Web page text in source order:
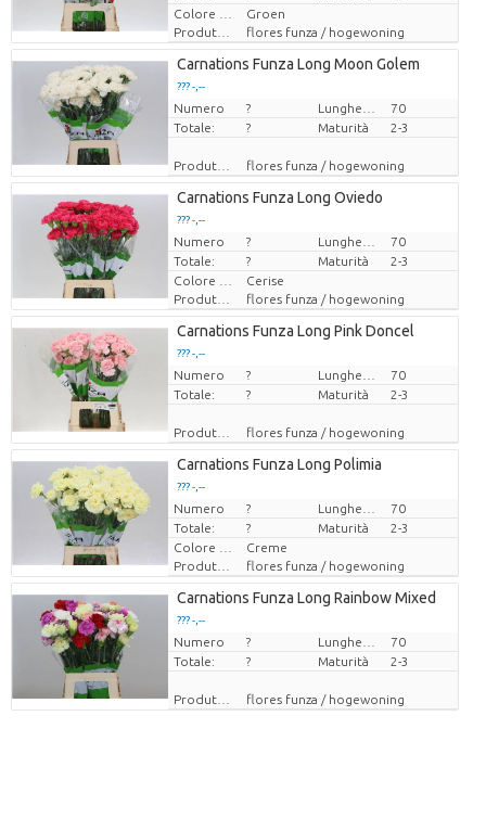
Groen
Produttore
flores funza / hogewoning
Carnations Funza Long Moon Golem
??? -,--
Prezzo x uno
Numero ?
70
Totale:
? Maturità 2-3
Produttore flores funza / hogewoning
Carnations Funza Long Oviedo
??? -,--
Prezzo x uno
Numero ?
70
Totale:
? Maturità
2-3
Cerise
Produttore
flores funza / hogewoning
Carnations Funza Long Pink Doncel
??? -,--
Prezzo x uno
Numero ?
70
Totale:
? Maturità 2-3
Produttore flores funza / hogewoning
Carnations Funza Long Polimia
??? -,--
Prezzo x uno
Numero ?
70
Totale:
? Maturità
2-3
Creme
Produttore
flores funza / hogewoning
Carnations Funza Long Rainbow Mixed
??? -,--
Prezzo x uno
Numero ?
70
Totale:
? Maturità 2-3
Produttore flores funza / hogewoning